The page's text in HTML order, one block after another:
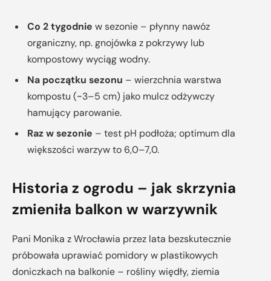
Co 2 tygodnie w sezonie – płynny nawóz
organiczny, np. gnojówka z pokrzywy lub
kompostowy wyciąg wodny.
Na początku sezonu – wierzchnia warstwa
kompostu (~3–5 cm) jako mulcz odżywczy
hamujący parowanie.
Raz w sezonie – test pH podłoża; optimum dla
większości warzyw to 6,0–7,0.
Historia z ogrodu – jak skrzynia
zmieniła balkon w warzywnik
Pani Monika z Wrocławia przez lata bezskutecznie
próbowała uprawiać pomidory w plastikowych
doniczkach na balkonie – rośliny więdły, ziemia